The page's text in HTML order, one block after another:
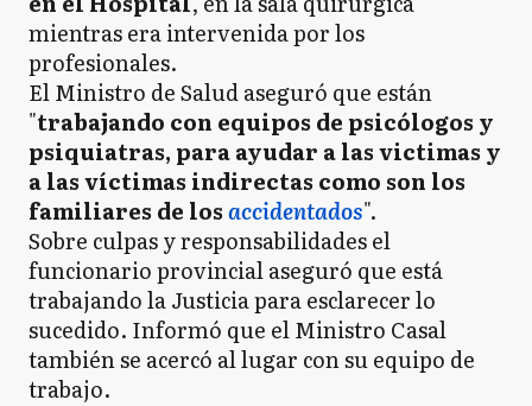
mientras era intervenida por los
profesionales.
El Ministro de Salud aseguró que están
"trabajando con equipos de psicólogos y
psiquiatras, para ayudar a las victimas y
a las víctimas indirectas como son los
familiares de losaccidentados".
Sobre culpas y responsabilidades el
funcionario provincial aseguró que está
trabajando la Justicia para esclarecer lo
sucedido. Informó que el Ministro Casal
también se acercó al lugar con su equipo de
trabajo.